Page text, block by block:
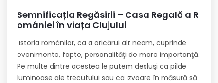
Semnificația Regăsirii – Casa Regală a R
omâniei în viața Clujului
Istoria românilor, ca a oricărui alt neam, cuprinde
evenimente, fapte, personalităţi de mare importanţă.
Pe multe dintre acestea le putem desluşi ca pilde
luminoase ale trecutului sau ca izvoare în măsură să